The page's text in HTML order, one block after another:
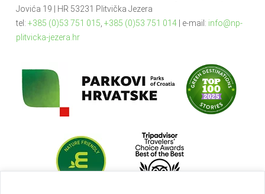
Jovića 19 | HR 53231 Plitvička Jezera
tel: +385 (0)53 751 015 +385 (0)53 751 014| e-mail: info@np-
plitvicka-jezera.hr